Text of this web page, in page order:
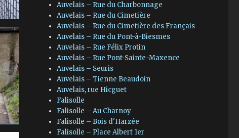
Auvelais – Rue du Charbonnage
Auvelais – Rue du Cimetière
Auvelais – Rue du Cimetière des Français
Auvelais – Rue du Pont-à-Biesmes
Auvelais – Rue Félix Protin
Auvelais – Rue Pont-Sainte-Maxence
Auvelais – Seuris
Auvelais – Tienne Beaudoin
Auvelais, rue Hicguet
Falisolle
Falisolle – Au Charnoy
Falisolle – Bois d'Harzée
Falisolle – Place Albert 1er